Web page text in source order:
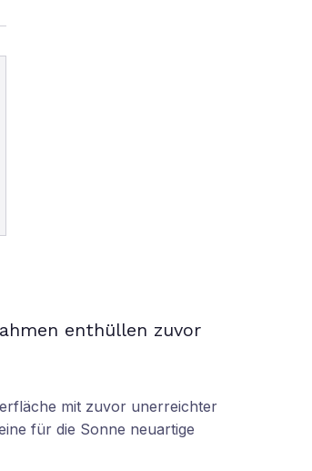
enthüllen zuvor
mit zuvor unerreichter
für die Sonne neuartige